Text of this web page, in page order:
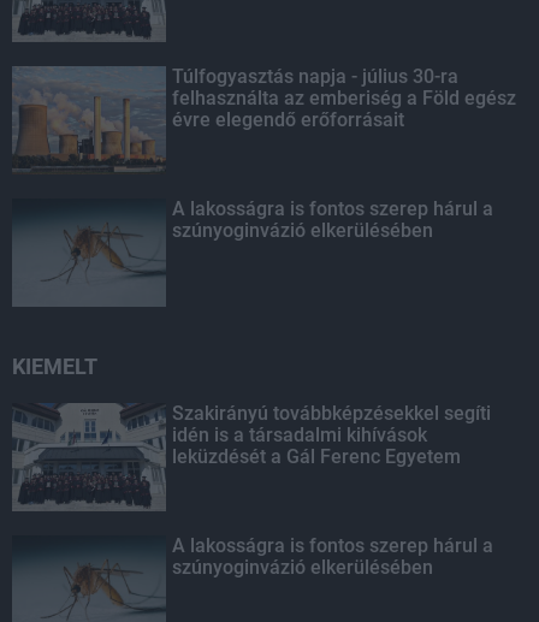
Túlfogyasztás napja - július 30-ra
felhasználta az emberiség a Föld egész
évre elegendő erőforrásait
A lakosságra is fontos szerep hárul a
szúnyoginvázió elkerülésében
KIEMELT
Szakirányú továbbképzésekkel segíti
idén is a társadalmi kihívások
leküzdését a Gál Ferenc Egyetem
A lakosságra is fontos szerep hárul a
szúnyoginvázió elkerülésében